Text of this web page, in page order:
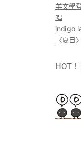
羊文學
唱
indigo
〈夏目
HOT！